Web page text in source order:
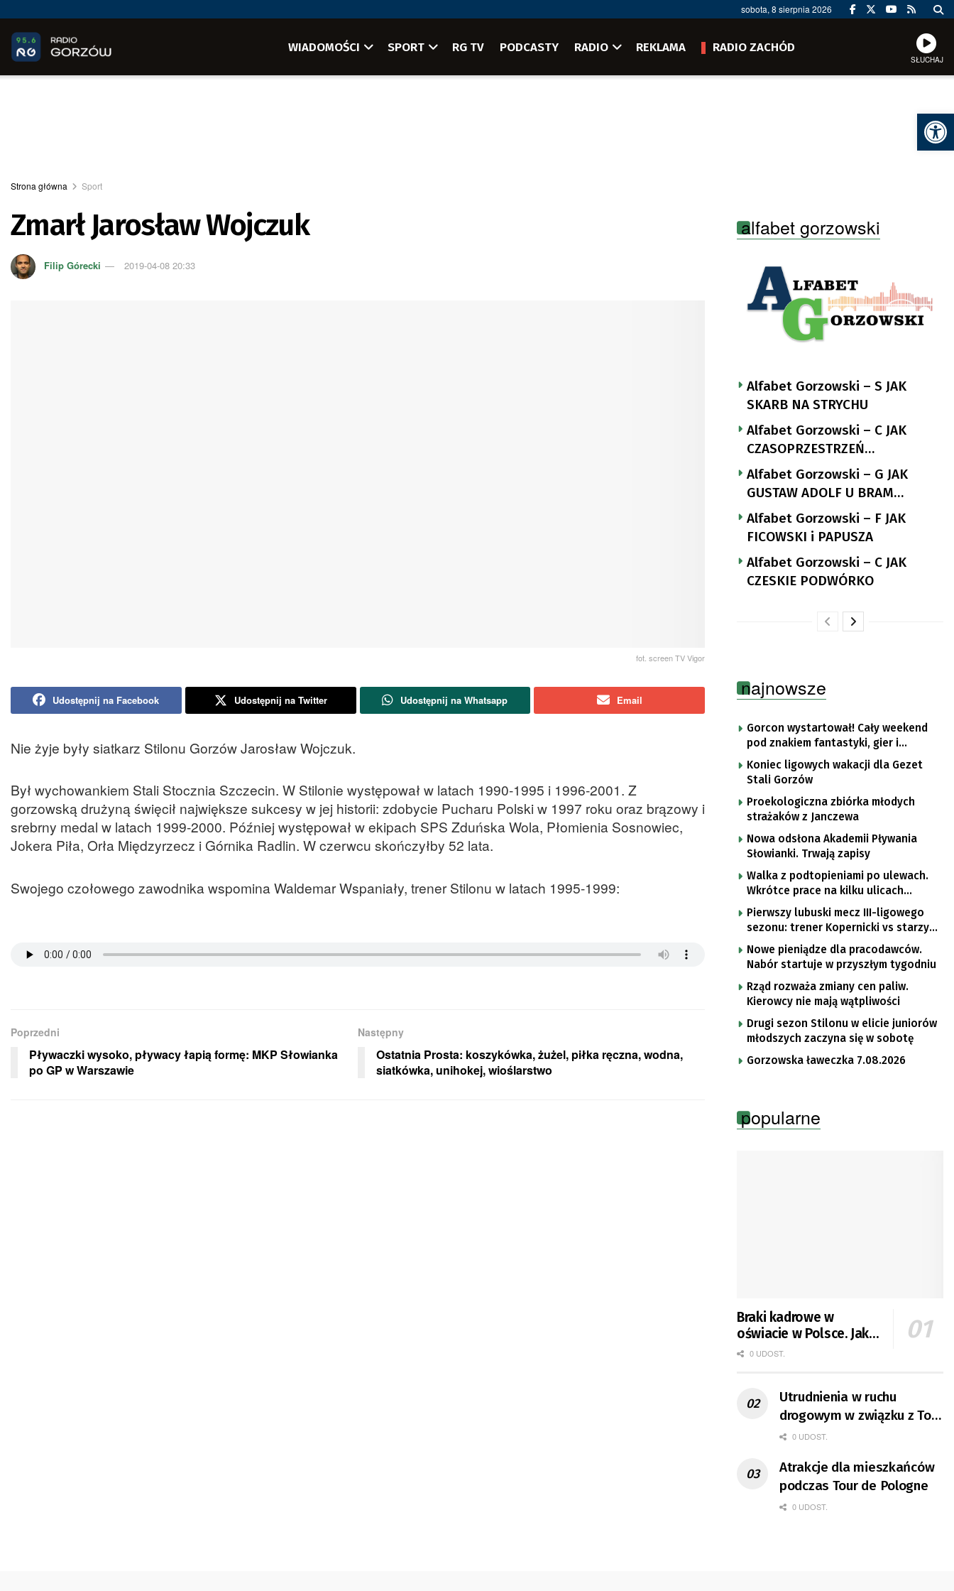
sobota, 8 sierpnia 2026
WIADOMOŚCI SPORT RG TV PODCASTY RADIO REKLAMA RADIO ZACHÓD
SŁUCHAJ
Strona główna Sport
Zmarł Jarosław Wojczuk
Filip Górecki 2019-04-08 20:33
fot. screen TV Vigor
Udostępnij na Facebook Udostępnij na Twitter Udostępnij na Whatsapp Email
Nie żyje były siatkarz Stilonu Gorzów Jarosław Wojczuk.
Był wychowankiem Stali Stocznia Szczecin. W Stilonie występował w latach 1990-1995 i 1996-2001. Z
gorzowską drużyną święcił największe sukcesy w jej historii: zdobycie Pucharu Polski w 1997 roku oraz brązowy i
srebrny medal w latach 1999-2000. Później występował w ekipach SPS Zduńska Wola, Płomienia Sosnowiec,
Jokera Piła, Orła Międzyrzecz i Górnika Radlin. W czerwcu skończyłby 52 lata.
Swojego czołowego zawodnika wspomina Waldemar Wspaniały, trener Stilonu w latach 1995-1999:
Poprzedni
Pływaczki wysoko, pływacy łapią formę: MKP Słowianka
po GP w Warszawie
Następny
Ostatnia Prosta: koszykówka, żużel, piłka ręczna, wodna,
siatkówka, unihokej, wioślarstwo
alfabet gorzowski
Alfabet Gorzowski – S JAK
SKARB NA STRYCHU
Alfabet Gorzowski – C JAK
CZASOPRZESTRZEŃ
NUTTGENSA
Alfabet Gorzowski – G JAK
GUSTAW ADOLF U BRAM
LANDSBERGA
Alfabet Gorzowski – F JAK
FICOWSKI i PAPUSZA
Alfabet Gorzowski – C JAK
CZESKIE PODWÓRKO
najnowsze
Gorcon wystartował! Cały weekend
pod znakiem fantastyki, gier i
popkultury
Koniec ligowych wakacji dla Gezet
Stali Gorzów
Proekologiczna zbiórka młodych
strażaków z Janczewa
Nowa odsłona Akademii Pływania
Słowianki. Trwają zapisy
Walka z podtopieniami po ulewach.
Wkrótce prace na kilku ulicach
Gorzowa
Pierwszy lubuski mecz III-ligowego
sezonu: trener Kopernicki vs starzy
znajomi
Nowe pieniądze dla pracodawców.
Nabór startuje w przyszłym tygodniu
Rząd rozważa zmiany cen paliw.
Kierowcy nie mają wątpliwości
Drugi sezon Stilonu w elicie juniorów
młodszych zaczyna się w sobotę
Gorzowska ławeczka 7.08.2026
popularne
Braki kadrowe w
oświacie w Polsce. Jak
jest w Gorzowie?
0 UDOST.
Utrudnienia w ruchu
drogowym w związku z Tour
de Pologne
0 UDOST.
Atrakcje dla mieszkańców
podczas Tour de Pologne
0 UDOST.